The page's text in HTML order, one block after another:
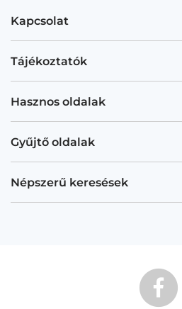
Kapcsolat
Tájékoztatók
Hasznos oldalak
Gyűjtő oldalak
Népszerű keresések